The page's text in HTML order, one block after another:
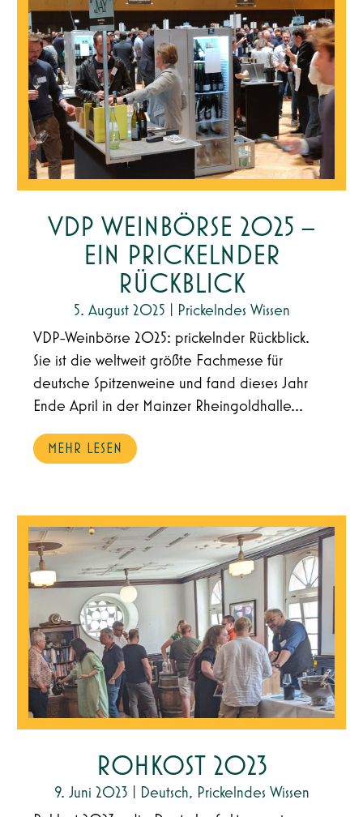
VDP WEINBÖRSE 2025 –
EIN PRICKELNDER
RÜCKBLICK
5. August 2025
Prickelndes Wissen
VDP-Weinbörse 2025: prickelnder Rückblick.
Sie ist die weltweit größte Fachmesse für
deutsche Spitzenweine und fand dieses Jahr
Ende April in der Mainzer Rheingoldhalle...
MEHR LESEN
ROHKOST 2023
9. Juni 2023 Deutsch, Prickelndes Wissen